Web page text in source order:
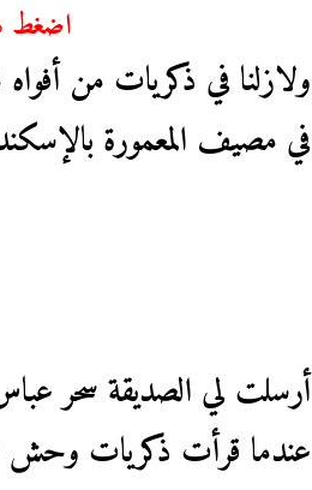
اضغط
ولازلنا في ذكريات من
في مصيف المعمورة
أرسلت لي الصديقة سحر
عندما قرأت ذكريات وحش